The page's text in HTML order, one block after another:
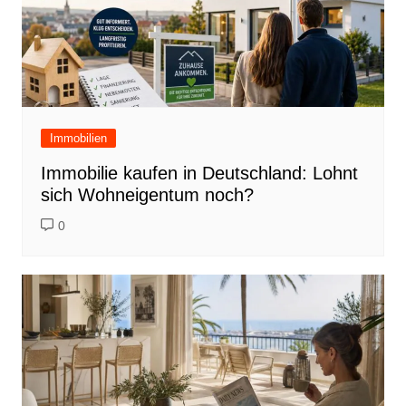
Immobilien
Immobilie kaufen in Deutschland: Lohnt
sich Wohneigentum noch?
0